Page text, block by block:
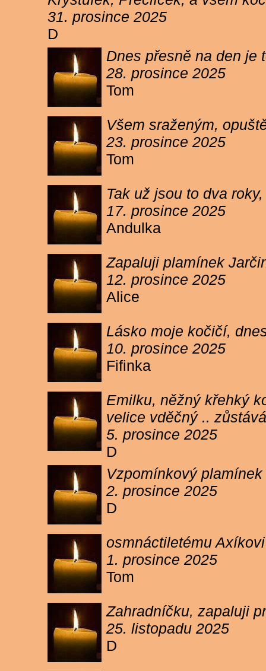
31. prosince 2025
D
Dnes přesně na den je
28. prosince 2025
Tom
Všem sraženým,
23. prosince 2025
Tom
Tak už jsou to dva
17. prosince 2025
Andulka
Zapaluji plamínek
12. prosince 2025
Alice
Lásko moje kočičí,
10. prosince 2025
Fifinka
Emilku, něžný křehký
velice vděčný ..
5. prosince 2025
D
Vzpomínkový
2. prosince 2025
D
osmnáctiletému
1. prosince 2025
Tom
Zahradníčku, zapaluji
25. listopadu 2025
D